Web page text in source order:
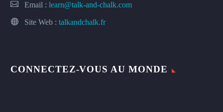
Email : learn@talk-and-chalk.com
Site Web : talkandchalk.fr
CONNECTEZ-VOUS AU MONDE